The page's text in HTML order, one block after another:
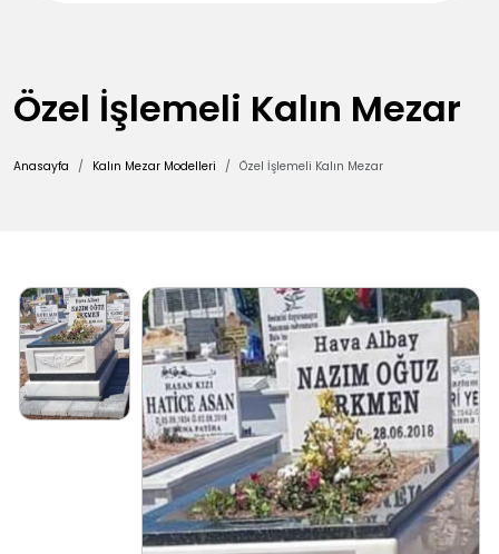
Özel İşlemeli Kalın Mezar
Anasayfa Kalın Mezar Modelleri Özel İşlemeli Kalın Mezar